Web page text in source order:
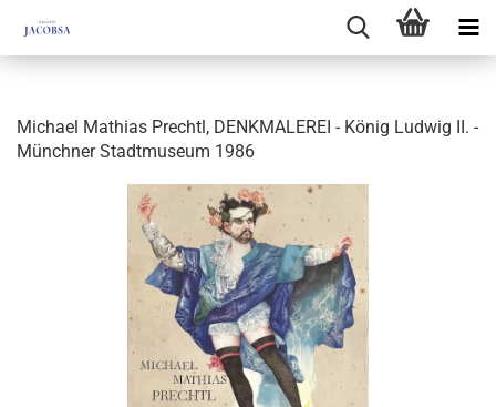
Michael Mathias Prechtl, DENKMALEREI - König Ludwig II. -
Münchner Stadtmuseum 1986